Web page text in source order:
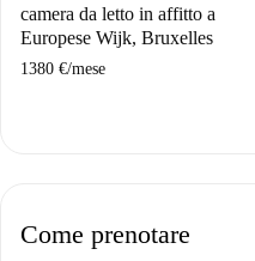
camera da letto in affitto a
Europese Wijk, Bruxelles
1380 €/mese
Come prenotare